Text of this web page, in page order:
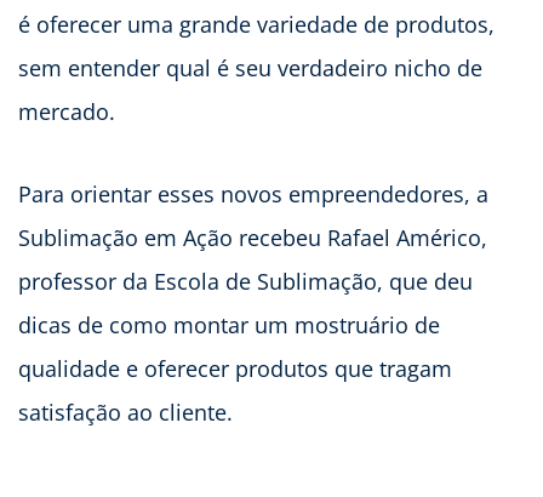
é oferecer uma grande variedade de produtos,
sem entender qual é seu verdadeiro nicho de
mercado.
Para orientar esses novos empreendedores, a
Sublimação em Ação recebeu Rafael Américo,
professor da Escola de Sublimação, que deu
dicas de como montar um mostruário de
qualidade e oferecer produtos que tragam
satisfação ao cliente.